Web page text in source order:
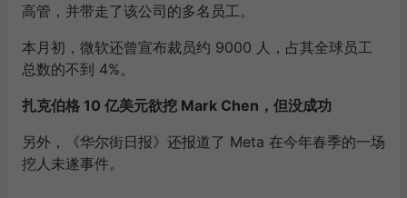
高管，并带走了该公司的多名员工。
本月初，微软还曾宣布裁员约 9000 人，占其全球员工
总数的不到 4%。
扎克伯格 10 亿美元欲挖 Mark Chen，但没成功
另外，《华尔街日报》还报道了 Meta 在今年春季的一场
挖人未遂事件。